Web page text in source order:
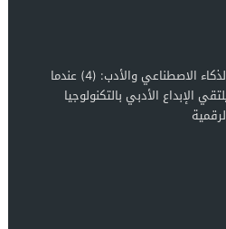
الذكاء الاصطناعي والأدب: (4) عندما
الإبداع الأدبي بالتكنولوجيا